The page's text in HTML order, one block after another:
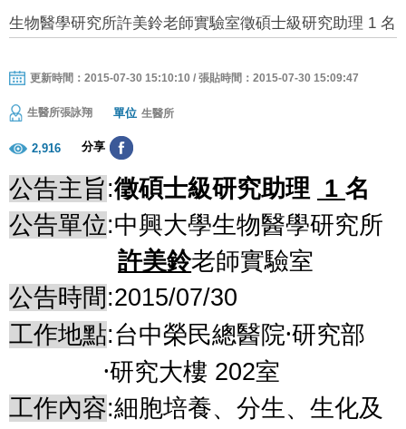
生物醫學研究所許美鈴老師實驗室徵碩士級研究助理 1 名
更新時間：2015-07-30 15:10:10 / 張貼時間：2015-07-30 15:09:47
生醫所張詠翔 單位 生醫所
2,916 分享
公告主旨:徵碩士級研究助理 1 名
公告單位:中興大學生物醫學研究所
許美鈴老師實驗室
公告時間 :2015/07/30
工作地點:台中榮民總醫院․研究部
․研究大樓 202室
工作內容:細胞培養、分生、生化及